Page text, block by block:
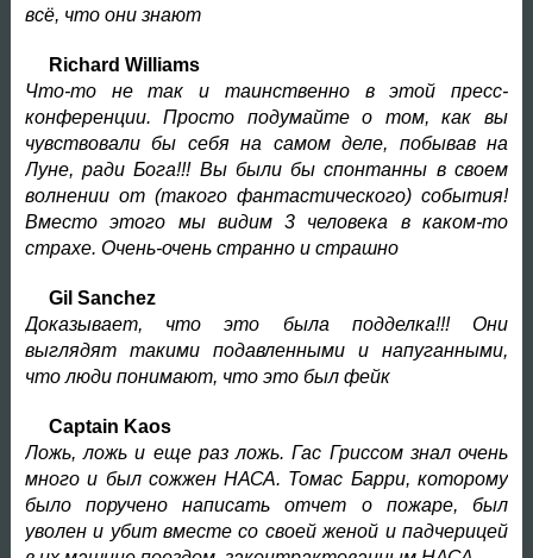
всё, что они знают
Richard Williams
Что-то не так и таинственно в этой пресс-
конференции. Просто подумайте о том, как вы
чувствовали бы себя на самом деле, побывав на
Луне, ради Бога!!! Вы были бы спонтанны в своем
волнении от (такого фантастического) события!
Вместо этого мы видим 3 человека в каком-то
страхе. Очень-очень странно и страшно
Gil Sanchez
Доказывает, что это была подделка!!! Они
выглядят такими подавленными и напуганными,
что люди понимают, что это был фейк
Captain Kaos
Ложь, ложь и еще раз ложь. Гас Гриссом знал очень
много и был сожжен НАСА. Томас Барри, которому
было поручено написать отчет о пожаре, был
уволен и убит вместе со своей женой и падчерицей